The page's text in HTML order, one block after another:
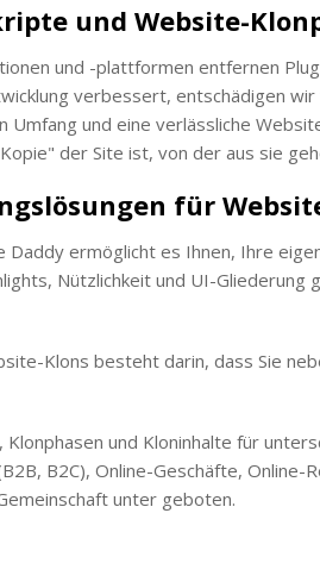
und Website-
und -plattformen entfernen
verbessert, entschädigen
und eine verlässliche
der Site ist, von der aus sie
für
Daddy ermöglicht es Ihnen, Ihre
Nützlichkeit und UI-
Klons besteht darin, dass Sie
und Kloninhalte für
B2C), Online-Geschäfte,
unter geboten.